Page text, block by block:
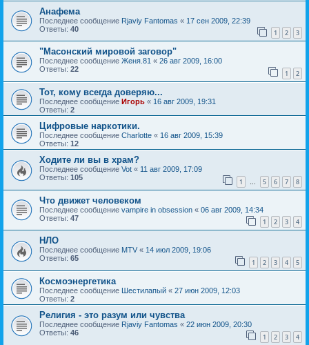
Анафема
Последнее сообщение Rjaviy Fantomas « 17 сен 2009, 22:39
Ответы: 40 1 2 3
"Масонский мировой заговор"
Последнее сообщение Женя.81 « 26 авг 2009, 16:00
Ответы: 22 1 2
Тот, кому всегда доверяю...
Последнее сообщение Игорь « 16 авг 2009, 19:31
Ответы: 2
Цифровые наркотики.
Последнее сообщение Charlotte « 16 авг 2009, 15:39
Ответы: 12
Ходите ли вы в храм?
Последнее сообщение Vot « 11 авг 2009, 17:09
Ответы: 105 1 … 5 6 7 8
Что движет человеком
Последнее сообщение vampire in obsession « 06 авг 2009, 14:34
Ответы: 47 1 2 3 4
НЛО
Последнее сообщение MTV « 14 июл 2009, 19:06
Ответы: 65 1 2 3 4 5
Космоэнергетика
Последнее сообщение Шестилапый « 27 июн 2009, 12:03
Ответы: 2
Религия - это разум или чувства
Последнее сообщение Rjaviy Fantomas « 22 июн 2009, 20:30
Ответы: 46 1 2 3 4